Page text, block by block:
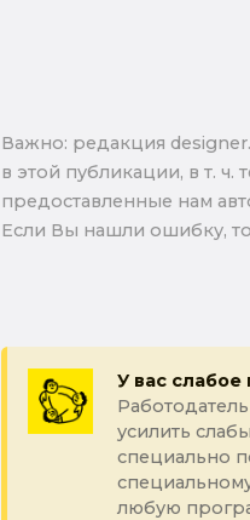
Важно: pедакция
в этой публикации, в т.
предоставленные нам
Если Вы нашли ошибку,
У вас
усилить
специально
любую